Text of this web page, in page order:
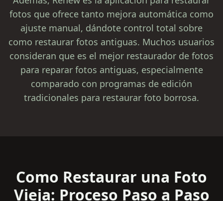
fotos que ofrece tanto mejora automática como
ajuste manual, dándote control total sobre
como restaurar fotos antiguas. Muchos usuarios
consideran que es el mejor restaurador de fotos
para reparar fotos antiguas, especialmente
comparado con programas de edición
tradicionales para restaurar foto borrosa.
Como Restaurar una Foto
Vieja: Proceso Paso a Paso